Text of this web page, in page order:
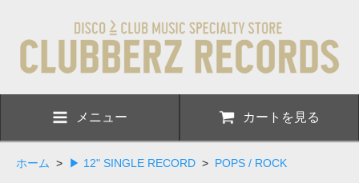
メニュー カートを見る
ホーム > ▶ 12" SINGLE RECORD > POPS / ROCK